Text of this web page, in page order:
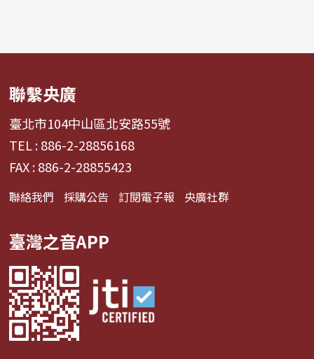
聯繫央廣
臺北市104中山區北安路55號
TEL : 886-2-28856168
FAX : 886-2-28855423
聯絡我們 採購公告 訂閱電子報 央廣社群
臺灣之音APP